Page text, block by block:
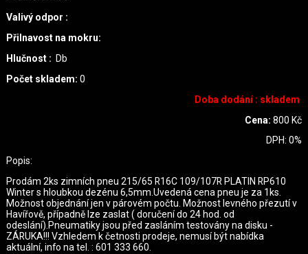
Valivý odpor :
Přilnavost na mokru:
Hlučnost : Db
Počet skladem: 0
Doba dodání : skladem
Cena: 800 Kč
DPH:0%
Popis:
Prodám 2ks zimních pneu 215/65 R16C 109/107R PLATIN RP610
Winter s hloubkou dezénu 6,5mm.Uvedená cena pneu je za 1ks.
Možnost objednání jen v párovém počtu. Možnost levného přezutí v
Havířově, případně lze zaslat ( doručení do 24 hod. od
odeslání).Pneumatiky jsou před zasláním testovány na disku -
ZÁRUKA!!! Vzhledem k četnosti prodeje, nemusí být nabídka
aktuální, info na tel. : 601 333 660.